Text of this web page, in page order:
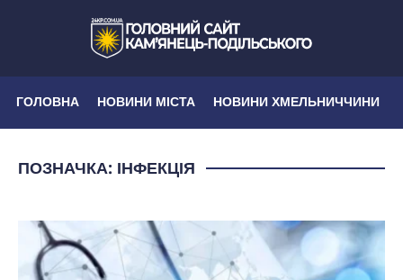
ГОЛОВНА НОВИНИ МІСТА НОВИНИ ХМЕЛЬНИЧЧИНИ
ПОЗНАЧКА: ІНФЕКЦІЯ